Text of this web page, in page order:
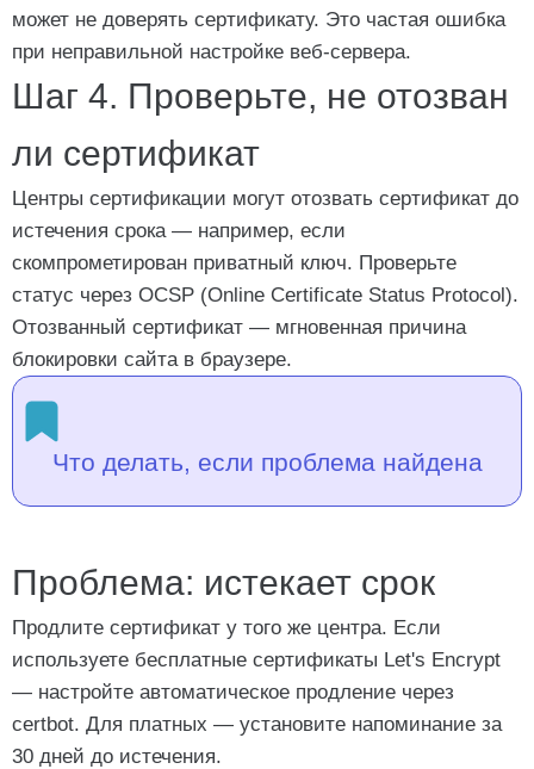
может не доверять сертификату. Это частая ошибка
при неправильной настройке веб-сервера.
Шаг 4. Проверьте, не отозван
ли сертификат
Центры сертификации могут отозвать сертификат до
истечения срока — например, если
скомпрометирован приватный ключ. Проверьте
статус через OCSP (Online Certificate Status Protocol).
Отозванный сертификат — мгновенная причина
блокировки сайта в браузере.
Что делать, если проблема найдена
Проблема: истекает срок
Продлите сертификат у того же центра. Если
используете бесплатные сертификаты Let's Encrypt
— настройте автоматическое продление через
certbot. Для платных — установите напоминание за
30 дней до истечения.